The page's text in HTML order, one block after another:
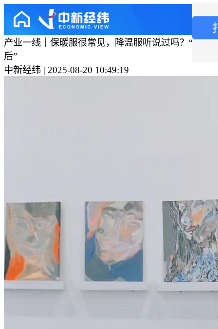
产业一线｜保暖服很常见，降温服听说过吗？“订单
后”
中新经纬 | 2025-08-20 10:49:19